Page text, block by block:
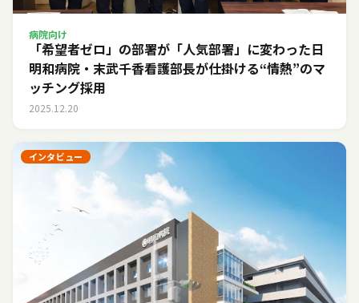
病院向け
「希望者ゼロ」の部署が「人気部署」に変わった日――
明和病院・末武千香看護部長が仕掛ける“情熱”のマ
ッチング採用
2025.12.20
インタビュー